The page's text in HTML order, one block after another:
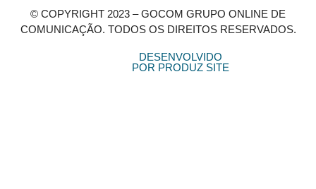
© COPYRIGHT 2023 – GOCOM GRUPO ONLINE DE
COMUNICAÇÃO. TODOS OS DIREITOS RESERVADOS.
DESENVOLVIDO
POR PRODUZ SITE